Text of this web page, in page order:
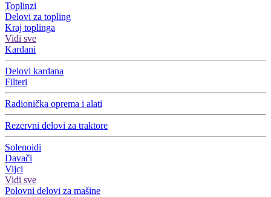
Toplinzi
Delovi za topling
Kraj toplinga
Vidi sve
Kardani
Delovi kardana
Filteri
Radionička oprema i alati
Rezervni delovi za traktore
Solenoidi
Davači
Vijci
Vidi sve
Polovni delovi za mašine